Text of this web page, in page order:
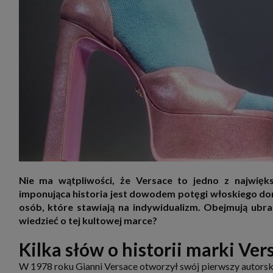
2.
3.
móc
Cię
Na
Nie ma wątpliwości, że Versace to jedno z
imponująca historia jest dowodem potęgi włoskiego
osób, które stawiają na indywidualizm. Obejmują
wiedzieć o tej kultowej marce?
Kilka słów o historii marki
W 1978 roku Gianni Versace otworzył swój pierwszy